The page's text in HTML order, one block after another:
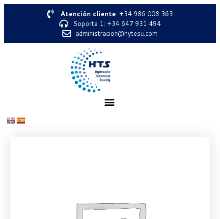
Atención cliente: +34 986 008 363
Soporte 1: +34 647 931 494
administracion@hytesu.com